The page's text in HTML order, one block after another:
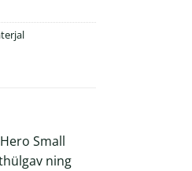
Small
ning